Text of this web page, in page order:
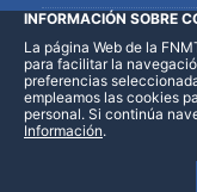
LinkedIn
INFORMACIÓN SOBRE
La página Web de la
para facilitar la
preferencias
empleamos las cookies
personal. Si continúa
Información.